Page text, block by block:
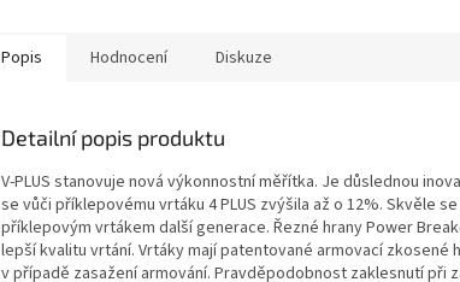
Popis Hodnocení Diskuze
Detailní popis produktu
V-PLUS stanovuje nová výkonnostní měřítka. Je důslednou
se vůči příklepovému vrtáku 4 PLUS zvýšila až o 12%. Skvěle
příklepovým vrtákem další generace. Řezné hrany Power
lepší kvalitu vrtání. Vrtáky mají patentované armovací
v případě zasažení armování. Pravděpodobnost zaklesnutí při